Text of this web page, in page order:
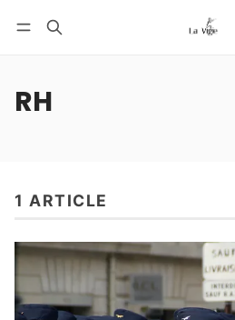
RH
1 ARTICLE